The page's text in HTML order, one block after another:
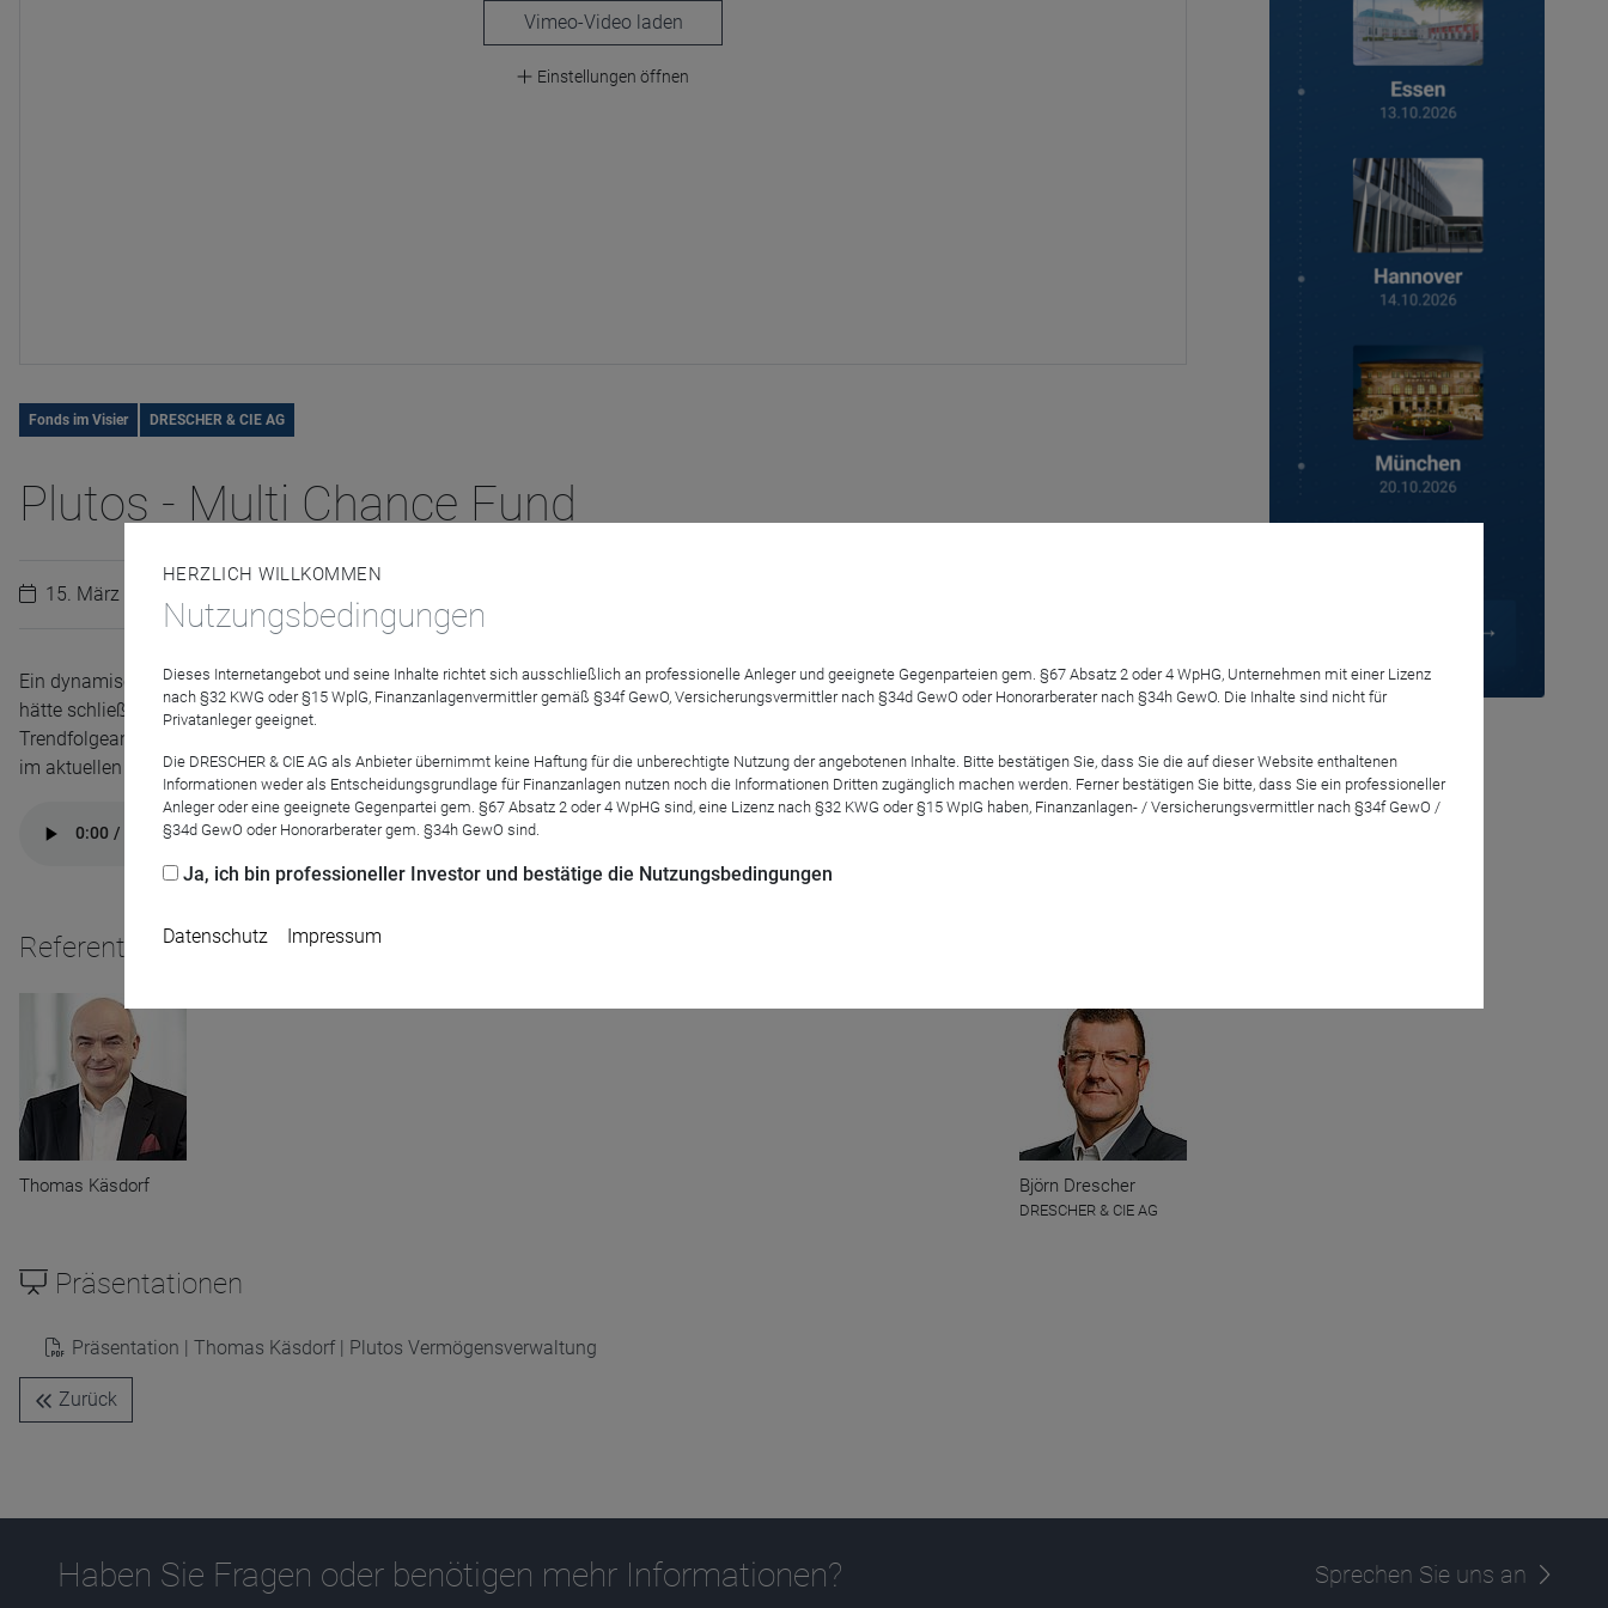
laden
Einstellungen öffnen
Fonds im Visier DRESCHER & CIE AG
Plutos - Multi Chance Fund
15. März 2021
Ein dynamischer Mischfonds mit 120% Performance in den letzten 5 Jahren und allein 24% im laufenden Jahr. Da wird man neugierig. Wer
hätte schließlich nicht gerne „Viele Chancen“ im Portfolio, die sich zudem auch noch auszahlen? Herr Käsdorf wird seinen
Trendfolgeansatz, welchen er in seinen 40 Jahren Börsenerfahrung entwickelt hat, erläutern und außerdem darüber berichten, wieso er auch
im aktuellen Marktumfeld daran festhält.
Referenten
Thomas Käsdorf Björn Drescher
DRESCHER & CIE AG
Präsentationen
Präsentation | Thomas Käsdorf | Plutos Vermögensverwaltung
Zurück
Haben Sie Fragen oder benötigen mehr Informationen? Sprechen Sie uns an
HERZLICH WILLKOMMEN
Nutzungsbedingungen
Dieses Internetangebot und seine Inhalte richtet sich ausschließlich an professionelle Anleger und geeignete Gegenparteien gem. §67 Absatz 2 oder 4 WpHG, Unternehmen mit einer Lizenz
nach §32 KWG oder §15 WplG, Finanzanlagenvermittler gemäß §34f GewO, Versicherungsvermittler nach §34d GewO oder Honorarberater nach §34h GewO. Die Inhalte sind nicht für
Privatanleger geeignet.
Die DRESCHER & CIE AG als Anbieter übernimmt keine Haftung für die unberechtigte Nutzung der angebotenen Inhalte. Bitte bestätigen Sie, dass Sie die auf dieser Website enthaltenen
Informationen weder als Entscheidungsgrundlage für Finanzanlagen nutzen noch die Informationen Dritten zugänglich machen werden. Ferner bestätigen Sie bitte, dass Sie ein professioneller
Anleger oder eine geeignete Gegenpartei gem. §67 Absatz 2 oder 4 WpHG sind, eine Lizenz nach §32 KWG oder §15 WpIG haben, Finanzanlagen- / Versicherungsvermittler nach §34f GewO /
§34d GewO oder Honorarberater gem. §34h GewO sind.
Ja, ich bin professioneller Investor und bestätige die Nutzungsbedingungen
Datenschutz Impressum
Zweck